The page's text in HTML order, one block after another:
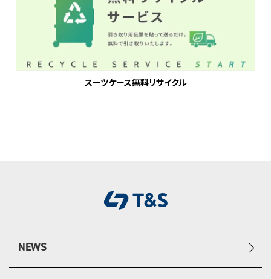
スーツケース無料リサイクル
NEWS